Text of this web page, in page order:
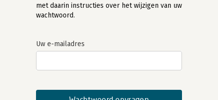
met daarin instructies over het wijzigen van uw
wachtwoord.
Uw e-mailadres